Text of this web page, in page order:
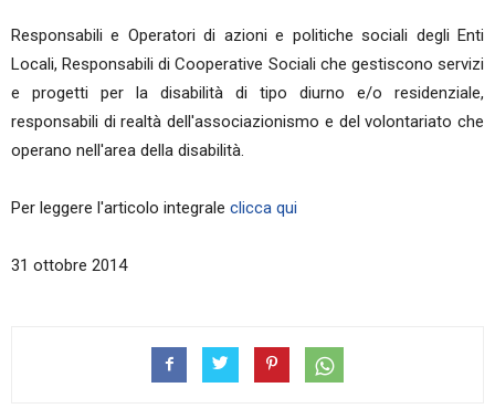
Responsabili e Operatori di azioni e politiche sociali degli Enti
Locali, Responsabili di Cooperative Sociali che gestiscono servizi
e progetti per la disabilità di tipo diurno e/o residenziale,
responsabili di realtà dell'associazionismo e del volontariato che
operano nell'area della disabilità.
Per leggere l'articolo integrale clicca qui
31 ottobre 2014